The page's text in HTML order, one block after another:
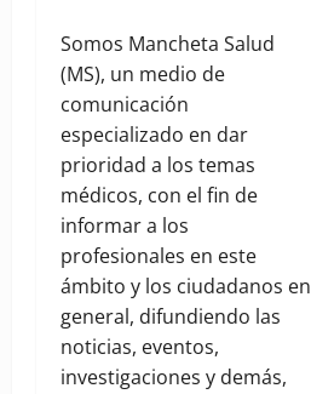
Somos Mancheta Salud
(MS), un medio de
comunicación
especializado en dar
prioridad a los temas
médicos, con el fin de
informar a los
profesionales en este
ámbito y los ciudadanos en
general, difundiendo las
noticias, eventos,
investigaciones y demás,